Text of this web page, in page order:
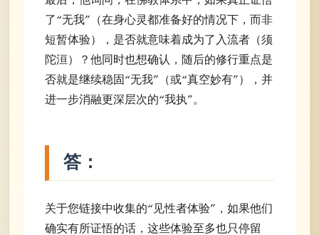
了“无我”（在身心灵都准备好的情况下，而非
短暂体验），是否就意味着成为了入流者（须
陀洹）？他同时也想确认，随后的修行重点是
否就是继续稳固“无我”（或“真空妙有”），并
进一步消融更深层次的“我执”。
答：
关于您链接中收集的“见性者体验”，如果他们
确实有所证悟的话，这些体验至多也只停留